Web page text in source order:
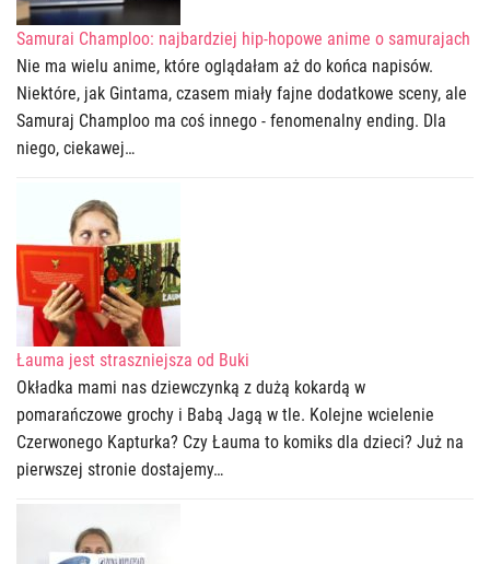
Samurai Champloo: najbardziej hip-hopowe anime o samurajach
Nie ma wielu anime, które oglądałam aż do końca napisów.
Niektóre, jak Gintama, czasem miały fajne dodatkowe sceny, ale
Samuraj Champloo ma coś innego - fenomenalny ending. Dla
niego, ciekawej…
Łauma jest straszniejsza od Buki
Okładka mami nas dziewczynką z dużą kokardą w
pomarańczowe grochy i Babą Jagą w tle. Kolejne wcielenie
Czerwonego Kapturka? Czy Łauma to komiks dla dzieci? Już na
pierwszej stronie dostajemy…